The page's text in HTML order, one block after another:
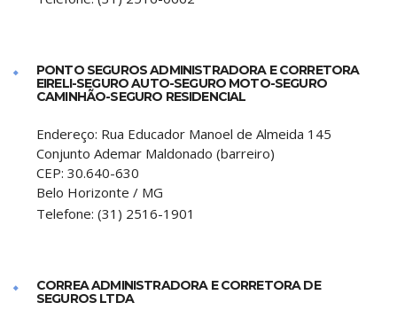
PONTO SEGUROS ADMINISTRADORA E CORRETORA
EIRELI-SEGURO AUTO-SEGURO MOTO-SEGURO
CAMINHÃO-SEGURO RESIDENCIAL
Endereço: Rua Educador Manoel de Almeida 145
Conjunto Ademar Maldonado (barreiro)
CEP: 30.640-630
Belo Horizonte / MG
Telefone: (31) 2516-1901
CORREA ADMINISTRADORA E CORRETORA DE
SEGUROS LTDA